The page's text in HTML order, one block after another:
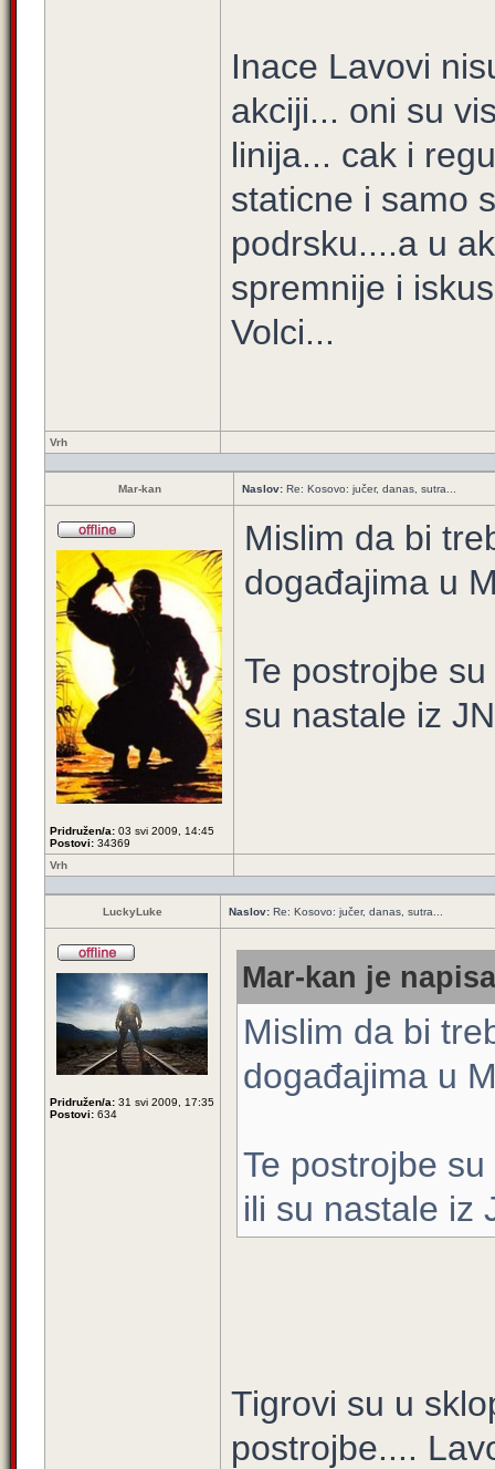
Inace Lavovi
akciji... oni su
linija... cak i
staticne i samo
podrsku....a u
spremnije i
Volci...
Vrh
Mar-kan Naslov: Re: Kosovo: jučer, danas, sutra...
Pridružen/a: 03 svi 2009, 14:45
Postovi: 34369
Mislim da bi
događajima u
Te postrojbe
su nastale iz
Vrh
LuckyLuke Naslov: Re: Kosovo: jučer, danas, sutra...
Pridružen/a: 31 svi 2009, 17:35
Postovi: 634
Mar-kan je
Mislim da bi
događajima u
Te postrojbe
ili su nastale iz
Tigrovi su u
postrojbe....